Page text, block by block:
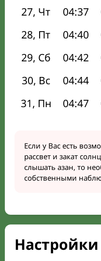
27, Чт
04:37
28, Пт
04:40
29, Сб
04:42
30, Вс
04:44
31, Пн
04:47
Если у Вас есть
рассвет и закат
слышать азан, то
собственными
Настройки